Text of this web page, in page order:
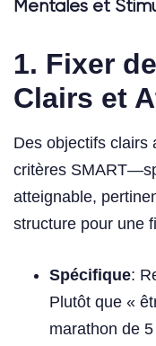
Mentales et
1. Fixer
Clairs et
Des objectifs clairs
critères
atteignable,
structure pour une
Spécifique:
Plutôt que «
marathon de